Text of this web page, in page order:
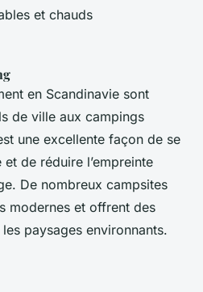
et chauds
en Scandinavie sont
de ville aux campings
une excellente façon de se
de réduire l’empreinte
De nombreux campsites
modernes et offrent des
paysages environnants.